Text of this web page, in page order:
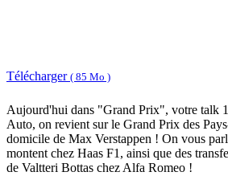
Télécharger ( 85 Mo )
Aujourd'hui dans "Grand Prix", votre talk
Auto, on revient sur le Grand Prix des
domicile de Max Verstappen ! On vous
montent chez Haas F1, ainsi que des
de Valtteri Bottas chez Alfa Romeo !